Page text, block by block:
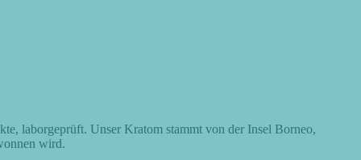
laborgeprüft. Unser Kratom stammt von der Insel Borneo,
wird.